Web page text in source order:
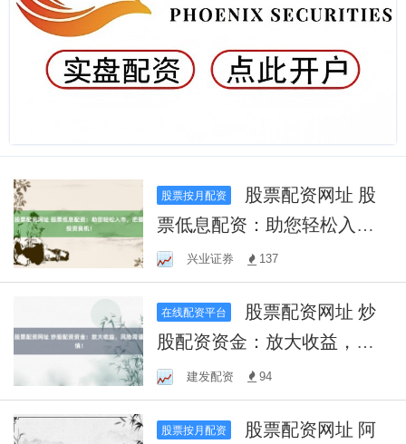
股票按月配资
票低息配资：助您轻松入
市，把握投资良机！
兴业证券 137
在线配资平台
股配资资金：放大收益，风
险需谨慎！
建发配资 94
股票按月配资